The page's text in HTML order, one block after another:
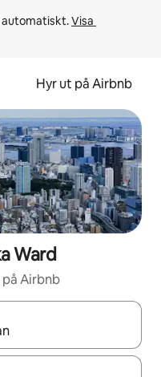
automatiskt. Visa
Hyr ut på Airbnb
Ward
Airbnb
du navigera med upp- och